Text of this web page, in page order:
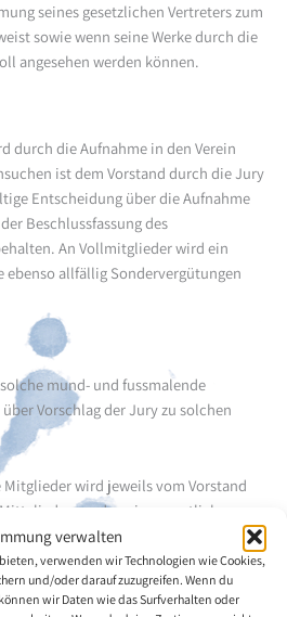
verwalten
verwenden wir Technologien wie Cookies,
und/oder darauf zuzugreifen. Wenn du
wir Daten wie das Surfverhalten oder
seines gesetzlichen Vertreters zum
sowie wenn seine Werke durch die
angesehen werden können.
durch die Aufnahme in den Verein
ist dem Vorstand durch die Jury
Entscheidung über die Aufnahme
Beschlussfassung des
An Vollmitglieder wird ein
ebenso allfällig Sondervergütungen
mund- und fussmalende
Vorschlag der Jury zu solchen
Mitglieder wird jeweils vom Vorstand
werden ein monatliches
Sondervergütungen ausgeschüttet.